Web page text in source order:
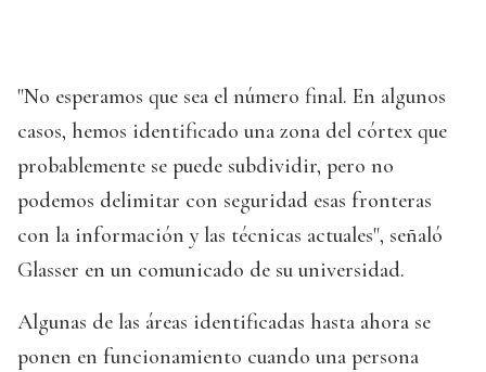
"No esperamos que sea el número final. En algunos
casos, hemos identificado una zona del córtex que
probablemente se puede subdividir, pero no
podemos delimitar con seguridad esas fronteras
con la información y las técnicas actuales", señaló
Glasser en un comunicado de su universidad.
Algunas de las áreas identificadas hasta ahora se
ponen en funcionamiento cuando una persona